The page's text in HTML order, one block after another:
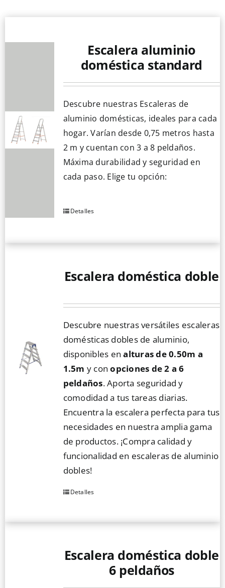
Escalera aluminio
doméstica standard
Descubre nuestras Escaleras de
aluminio domésticas, ideales para cada
hogar. Varían desde 0,75 metros hasta
2 m y cuentan con 3 a 8 peldaños.
Máxima durabilidad y seguridad en
cada paso. Elige tu opción:
Este
tiene
variantes.
opciones
pueden
elegir
en
la
página
de
producto
Detalles
Escalera doméstica doble
Descubre nuestras versátiles escaleras
domésticas dobles de aluminio,
disponibles enalturas de 0.50m a
1.5m y conopciones de 2 a 6
peldaños. Aporta seguridad y
comodidad a tus tareas diarias.
Encuentra la escalera perfecta para tus
necesidades en nuestra amplia gama
de productos. ¡Compra calidad y
funcionalidad en escaleras de aluminio
dobles!
Este
tiene
variantes.
Detalles
Escalera doméstica doble
6 peldaños